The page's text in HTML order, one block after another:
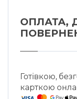
ОПЛАТА,
Готівкою,
карткою